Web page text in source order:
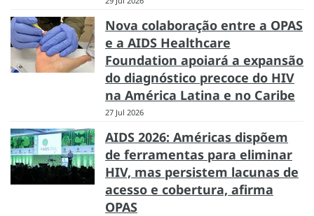
Nova colaboração entre a OPAS
e a AIDS Healthcare
Foundation apoiará a expansão
do diagnóstico precoce do HIV
na América Latina e no Caribe
27 Jul 2026
AIDS 2026: Américas dispõem
de ferramentas para eliminar
HIV, mas persistem lacunas de
acesso e cobertura, afirma
OPAS